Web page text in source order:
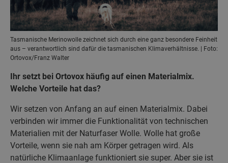
Tasmanische Merinowolle zeichnet sich durch eine ganz besondere Feinheit
aus – verantwortlich sind dafür die tasmanischen Klimaverhältnisse. | Foto:
Ortovox/Franz Walter
Ihr setzt bei Ortovox häufig auf einen Materialmix.
Welche Vorteile hat das?
Wir setzen von Anfang an auf einen Materialmix. Dabei
verbinden wir immer die Funktionalität von technischen
Materialien mit der Naturfaser Wolle. Wolle hat große
Vorteile, wenn sie nah am Körper getragen wird. Als
natürliche Klimaanlage funktioniert sie super. Aber sie ist